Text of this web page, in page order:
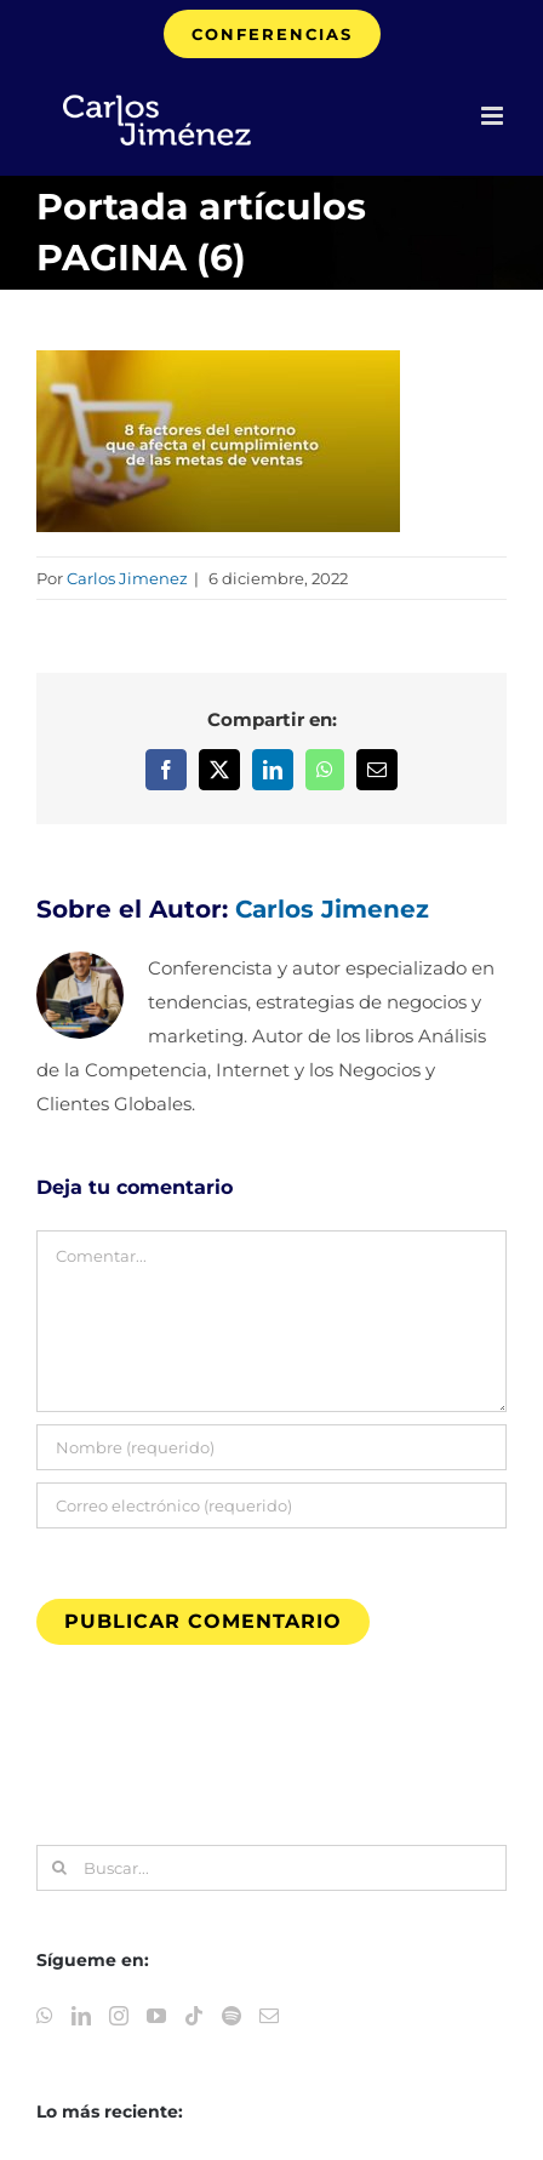
CONFERENCIAS
Portada artículos
PAGINA (6)
PorCarlos Jimenez | 6 diciembre, 2022
Compartir en:
Facebook
X LinkedInWhatsAppCorreo
Sobre el Autor: Carlos Jimenez
Conferencista y autor especializado en
tendencias, estrategias de negocios y
marketing. Autor de los libros Análisis
de la Competencia, Internet y los Negocios y
Clientes Globales.
Deja tu comentario
Comentar
Buscar:
Sígueme en:
Lo más reciente: